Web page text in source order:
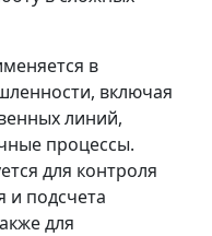
в
включая
линий,
процессы.
для контроля
и подсчета
для